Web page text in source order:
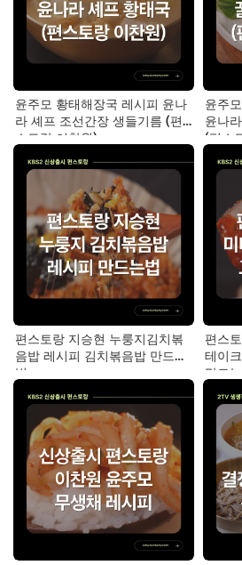
윤주모 황태해장국 레시피 윤나
라 셰프 조선간장 생들기름 (편
스토랑 이찬원)
윤주
윤나
(편스
편스토랑 지승현 누룽지김치볶
음밥 레시피 김치볶음밥 만드는
법
편스
테이
만드